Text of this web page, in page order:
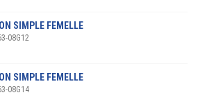
SIMPLE FEMELLE
08G12
SIMPLE FEMELLE
08G14